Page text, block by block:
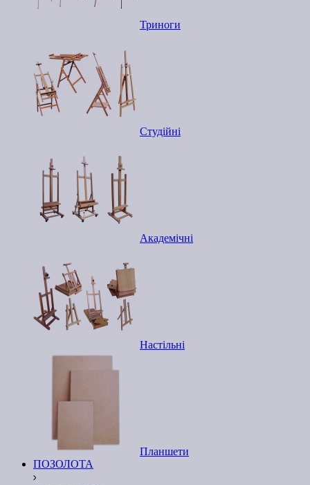
Триноги
Студійні
Академічні
Настільні
Планшети
ПОЗОЛОТА